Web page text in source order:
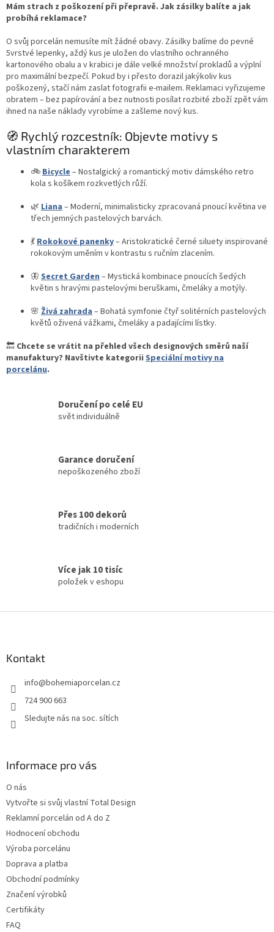
Mám strach z poškození při přepravě. Jak zásilky balíte a jak
probíhá reklamace?
O svůj porcelán nemusíte mít žádné obavy. Zásilky balíme do pevné
5vrstvé lepenky, aždý kus je uložen do vlastního ochranného
kartonového obalu a v krabici je dále velké množství prokladů a výplní
pro maximální bezpečí. Pokud by i přesto dorazil jakýkoliv kus
poškozený, stačí nám zaslat fotografii e-mailem. Reklamaci vyřizujeme
obratem – bez papírování a bez nutnosti posílat rozbité zboží zpět vám
ihned na naše náklady vyrobíme a zašleme nový kus.
🧭 Rychlý rozcestník: Objevte motivy s
vlastním charakterem
🚲 Bicycle – Nostalgický a romantický motiv dámského retro
kola s košíkem rozkvetlých růží.
🌿 Liana – Moderní, minimalisticky zpracovaná pnoucí květina ve
třech jemných pastelových barvách.
💃 Rokokové panenky– Aristokratické černé siluety inspirované
rokokovým uměním v kontrastu s ručním zlacením.
🦋 Secret Garden – Mystická kombinace pnoucích šedých
květin s hravými pastelovými beruškami, čmeláky a motýly.
🌸 Živá zahrada – Bohatá symfonie čtyř solitérních pastelových
květů oživená vážkami, čmeláky a padajícími lístky.
🔙 Chcete se vrátit na přehled všech designových směrů naší
manufaktury? Navštivte kategorii Speciální motivy na
porcelánu.
Doručení po celé EU
svět individuálně
Garance doručení
nepoškozeného zboží
Přes 100 dekorů
tradičních i moderních
Více jak 10 tisíc
položek v eshopu
Kontakt
info@bohemiaporcelan.cz
724 900 663
Sledujte nás na soc. sítích
Informace pro vás
O nás
Vytvořte si svůj vlastní Total Design
Reklamní porcelán od A do Z
Hodnocení obchodu
Výroba porcelánu
Doprava a platba
Obchodní podmínky
Značení výrobků
Certifikáty
FAQ